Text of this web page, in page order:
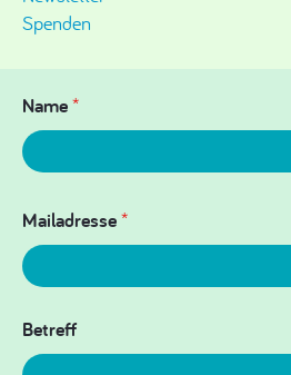
Spenden
Name*
Mailadresse*
Betreff